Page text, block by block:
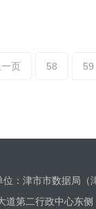
一页 58 59
：津市市数据局
道第二行政中心